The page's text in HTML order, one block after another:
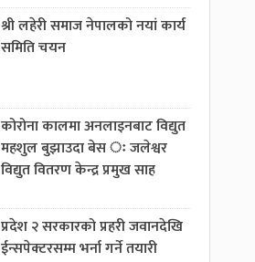
श्री लहेरी समाज नेपालको नयां कार्य
समिति चयन
कोरोना कालमा अनलाइनबाट विद्युत
महशुल बुझाउदा बेस ः जलेश्वर
विद्युत वितरण केन्द्र प्रमुख साह
प्रदेश २ सरकारको प्रहरी जवानदेखि
ईन्सपेक्टरसम्म भर्ना गर्ने तयारी